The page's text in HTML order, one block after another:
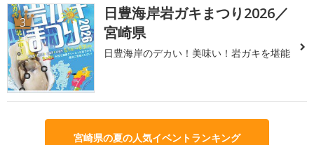
3
日豊海岸岩ガキまつり2026／
宮崎県
日豊海岸のデカい！美味い！岩ガキを堪能
宮崎県の夏の人気イベントランキング